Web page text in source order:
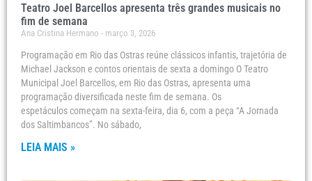
Teatro Joel Barcellos apresenta três grandes musicais no
fim de semana
Ana Cristina Hermano março 3, 2026
Programação em Rio das Ostras reúne clássicos infantis, trajetória de
Michael Jackson e contos orientais de sexta a domingo O Teatro
Municipal Joel Barcellos, em Rio das Ostras, apresenta uma
programação diversificada neste fim de semana. Os
espetáculos começam na sexta-feira, dia 6, com a peça “A Jornada
dos Saltimbancos”. No sábado,
LEIA MAIS »